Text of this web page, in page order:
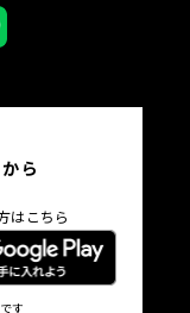
ら
はこちら
す